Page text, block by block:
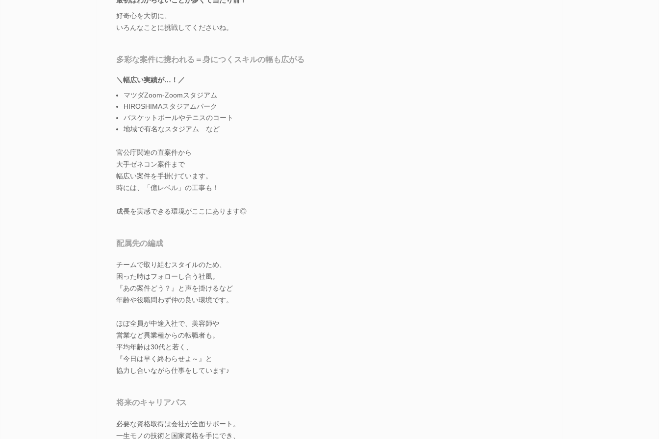
好奇心を大切に、
いろんなことに挑戦してくださいね。
多彩な案件に携われる＝身につくスキルの幅も広がる
＼幅広い実績が…！／
マツダZoom-Zoomスタジアム
HIROSHIMAスタジアムパーク
バスケットボールやテニスのコート
地域で有名なスタジアム など
官公庁関連の直案件から
大手ゼネコン案件まで
幅広い案件を手掛けています。
時には、「億レベル」の工事も！
成長を実感できる環境がここにあります◎
配属先の編成
チームで取り組むスタイルのため、
困った時はフォローし合う社風。
『あの案件どう？』と声を掛けるなど
年齢や役職問わず仲の良い環境です。
ほぼ全員が中途入社で、美容師や
営業など異業種からの転職者も。
平均年齢は30代と若く、
『今日は早く終わらせよ～』と
協力し合いながら仕事をしています♪
将来のキャリアパス
必要な資格取得は会社が全面サポート。
一生モノの技術と国家資格を手にでき、